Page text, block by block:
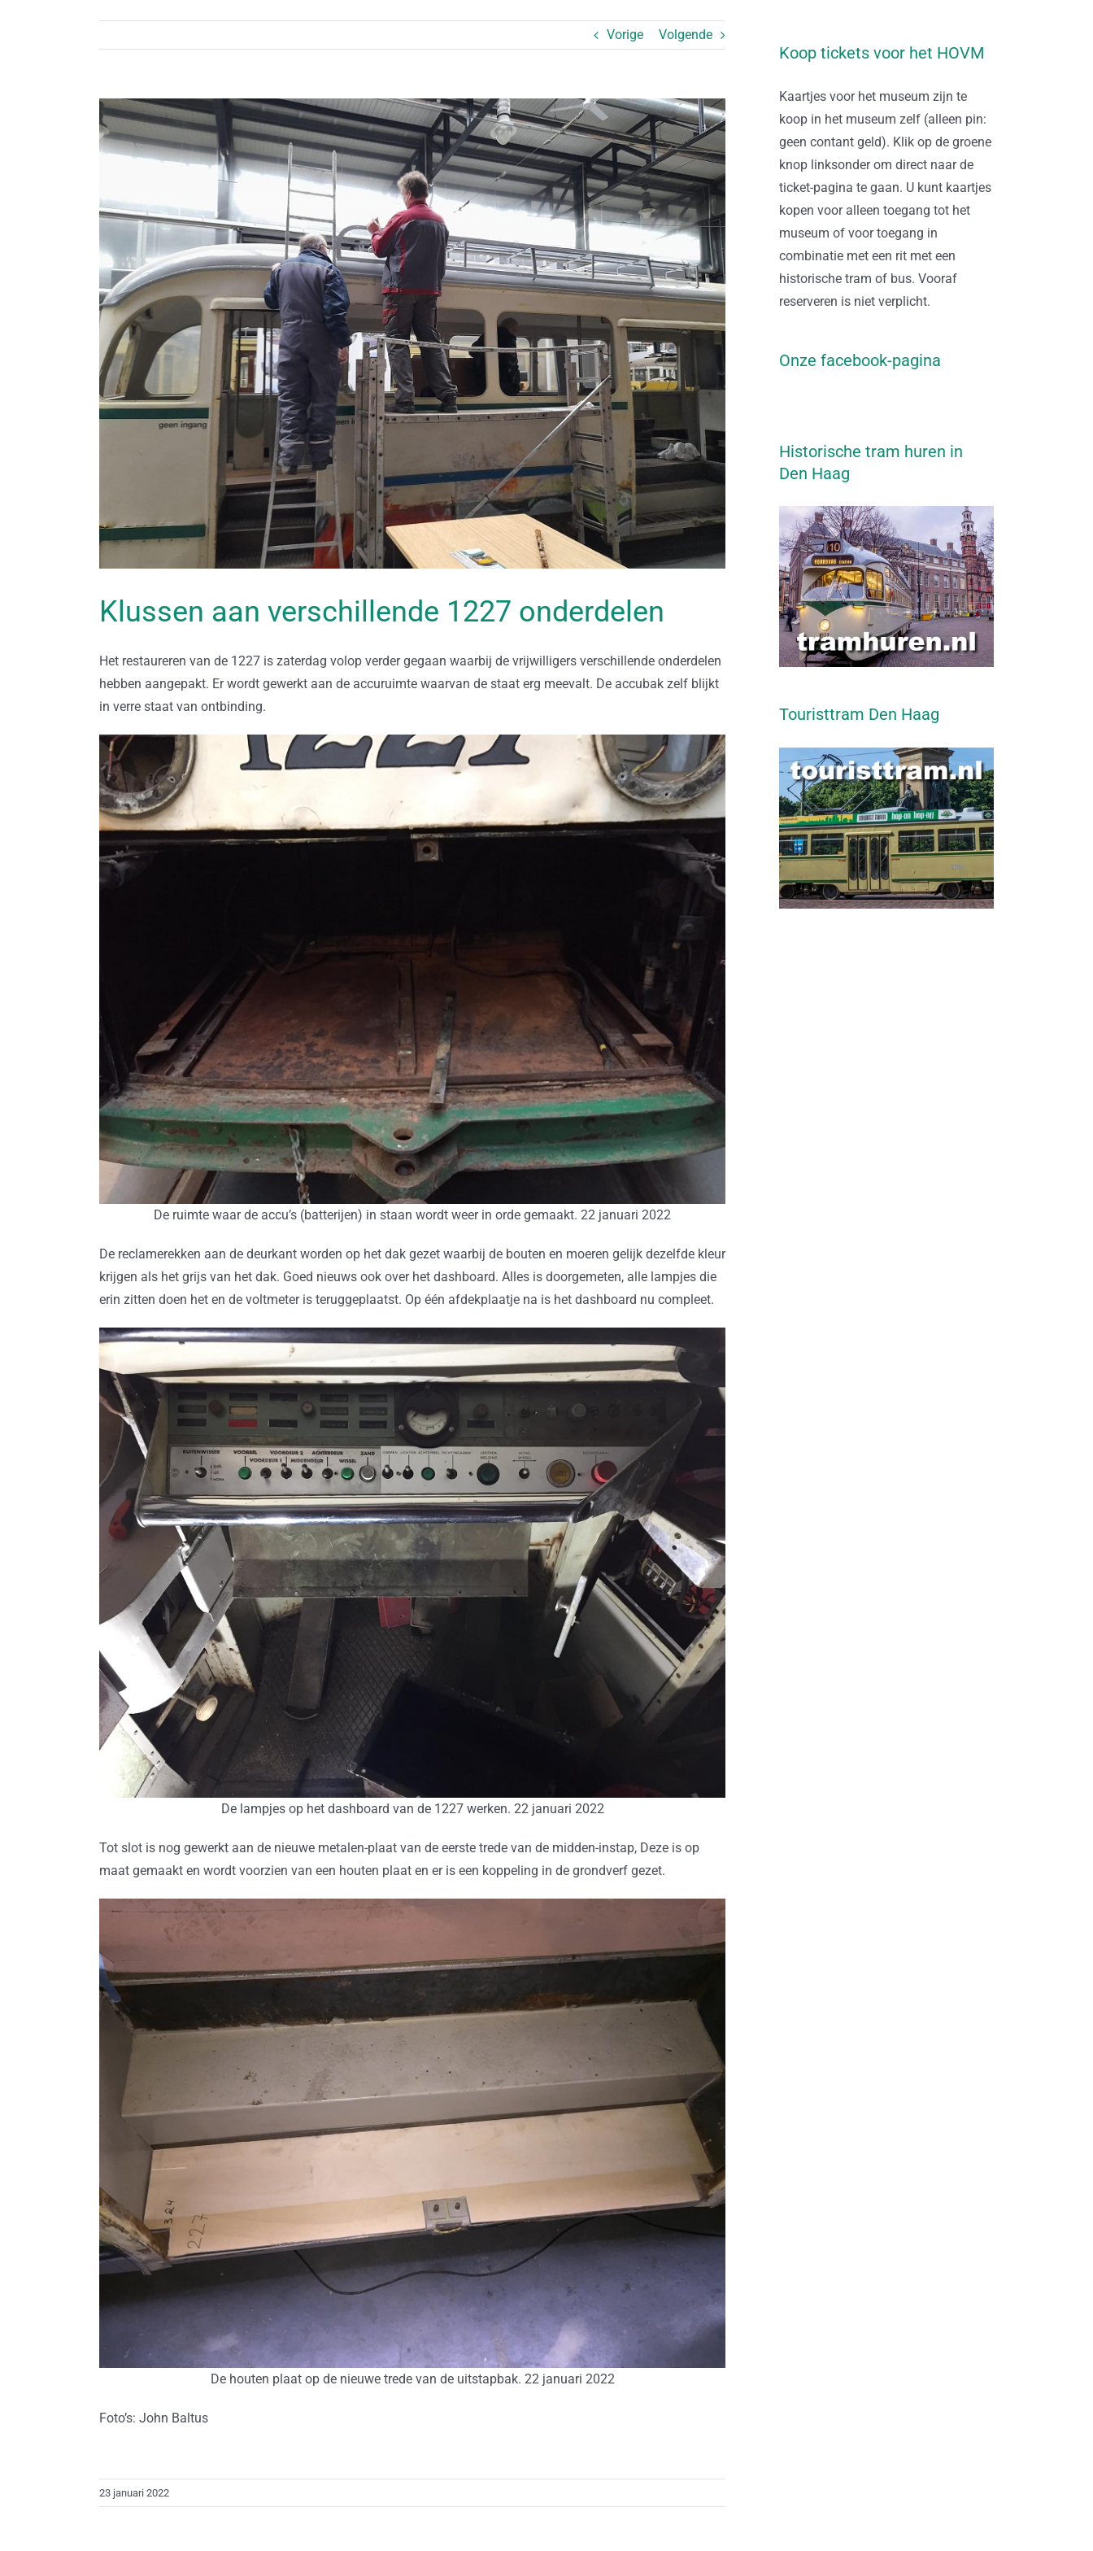
Vorige Volgende
Bekijk
grotere
afbeelding
Klussen aan verschillende 1227 onderdelen
Het restaureren van de 1227 is zaterdag volop verder gegaan waarbij de vrijwilligers verschillende onderdelen
hebben aangepakt. Er wordt gewerkt aan de accuruimte waarvan de staat erg meevalt. De accubak zelf blijkt
in verre staat van ontbinding.
De ruimte waar de accu’s (batterijen) in staan wordt weer in orde gemaakt. 22 januari 2022
De reclamerekken aan de deurkant worden op het dak gezet waarbij de bouten en moeren gelijk dezelfde kleur
krijgen als het grijs van het dak. Goed nieuws ook over het dashboard. Alles is doorgemeten, alle lampjes die
erin zitten doen het en de voltmeter is teruggeplaatst. Op één afdekplaatje na is het dashboard nu compleet.
De lampjes op het dashboard van de 1227 werken. 22 januari 2022
Tot slot is nog gewerkt aan de nieuwe metalen-plaat van de eerste trede van de midden-instap, Deze is op
maat gemaakt en wordt voorzien van een houten plaat en er is een koppeling in de grondverf gezet.
De houten plaat op de nieuwe trede van de uitstapbak. 22 januari 2022
Foto’s: John Baltus
23 januari 2022
Koop tickets voor het HOVM
Kaartjes voor het museum zijn te
koop in het museum zelf (alleen pin:
geen contant geld). Klik op de groene
knop linksonder om direct naar de
ticket-pagina te gaan. U kunt kaartjes
kopen voor alleen toegang tot het
museum of voor toegang in
combinatie met een rit met een
historische tram of bus. Vooraf
reserveren is niet verplicht.
Onze facebook-pagina
Historische tram huren in
Den Haag
Touristtram Den Haag